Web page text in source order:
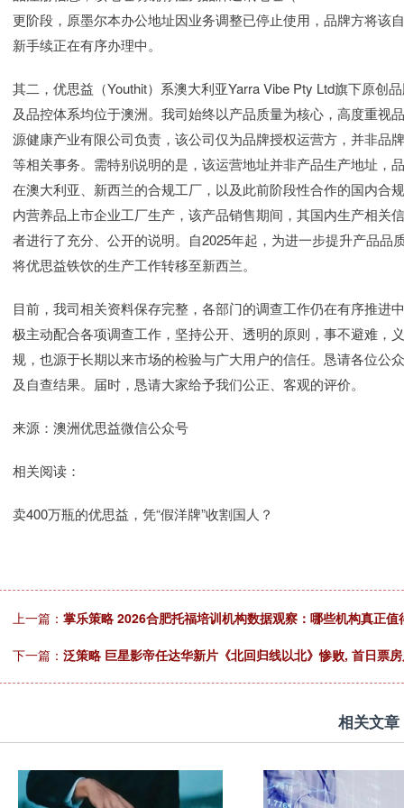
更阶段，原墨尔本办公地址因业务调整已停止使用，品牌方将该
新手续正在有序办理中。
其二，优思益（Youthit）系澳大利亚Yarra Vibe Pty Ltd旗下原创
及品控体系均位于澳洲。我司始终以产品质量为核心，高度重视
源健康产业有限公司负责，该公司仅为品牌授权运营方，并非品
等相关事务。需特别说明的是，该运营地址并非产品生产地址，
在澳大利亚、新西兰的合规工厂，以及此前阶段性合作的国内合
内营养品上市企业工厂生产，该产品销售期间，其国内生产相关
者进行了充分、公开的说明。自2025年起，为进一步提升产品
将优思益铁饮的生产工作转移至新西兰。
目前，我司相关资料保存完整，各部门的调查工作仍在有序推进
极主动配合各项调查工作，坚持公开、透明的原则，事不避难，
规，也源于长期以来市场的检验与广大用户的信任。恳请各位公
及自查结果。届时，恳请大家给予我们公正、客观的评价。
来源：澳洲优思益微信公众号
相关阅读：
卖400万瓶的优思益，凭“假洋牌”收割国人？
上一篇： 掌乐策略 2026合肥托福培训机构数据观察：哪些机构真正值
下一篇： 泛策略 巨星影帝任达华新片《北回归线以北》惨败, 首日票
相关文章